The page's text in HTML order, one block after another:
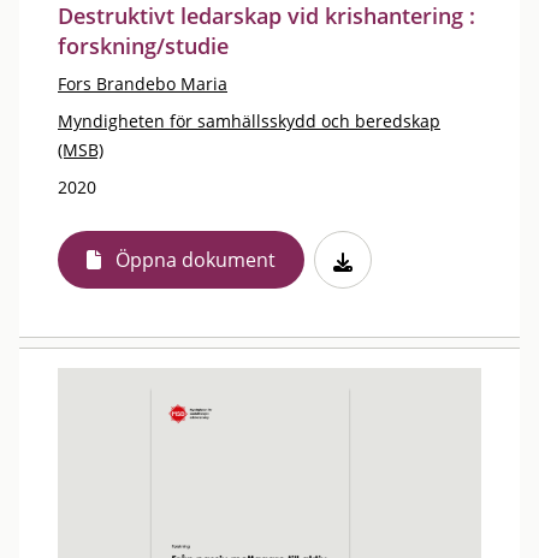
Destruktivt ledarskap vid krishantering :
forskning/studie
Fors Brandebo Maria
Myndigheten för samhällsskydd och beredskap
(MSB)
2020
Öppna dokument